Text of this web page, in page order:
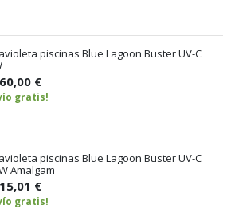
piscinas Blue Lagoon Buster UV-C
€
gratis!
piscinas Blue Lagoon Buster UV-C
Amalgam
€
gratis!